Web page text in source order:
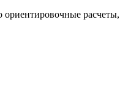
ориентировочные расчеты,